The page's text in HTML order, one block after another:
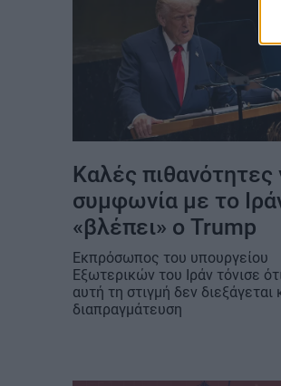
Καλές πιθανότητες
συμφωνία με το
«βλέπει» ο Trump
Eκπρόσωπος του υπουργείου
Εξωτερικών του Ιράν τόνισε
αυτή τη στιγμή δεν διεξάγεται
διαπραγμάτευση